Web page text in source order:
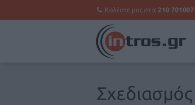
Καλέστε μας στο: 210